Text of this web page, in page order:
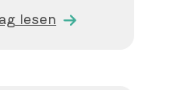
lesen